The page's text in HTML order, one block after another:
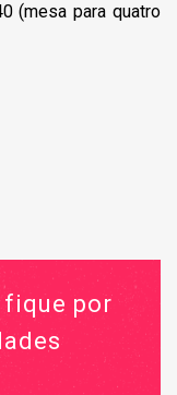
(mesa para quatro
fique por